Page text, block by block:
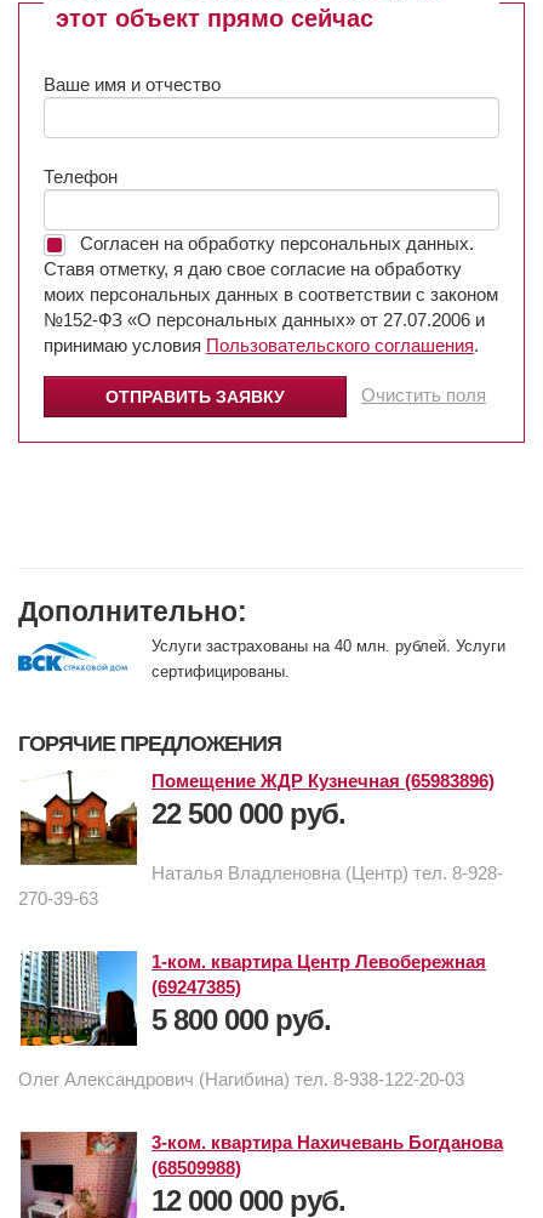
этот объект прямо сейчас
Ваше имя и отчество
Телефон
Согласен на обработку персональных данных.
Ставя отметку, я даю свое согласие на обработку
моих персональных данных в соответствии с законом
№152-ФЗ «О персональных данных» от 27.07.2006 и
принимаю условия Пользовательского соглашения.
Очистить поля
Дополнительно:
Услуги застрахованы на 40 млн. рублей. Услуги
сертифицированы.
ГОРЯЧИЕ ПРЕДЛОЖЕНИЯ
Помещение ЖДР Кузнечная (65983896)
22 500 000 руб.
Наталья Владленовна (Центр) тел. 8-928-
270-39-63
1-ком. квартира Центр Левобережная
(69247385)
5 800 000 руб.
Олег Александрович (Нагибина) тел. 8-938-122-20-03
3-ком. квартира Нахичевань Богданова
(68509988)
12 000 000 руб.